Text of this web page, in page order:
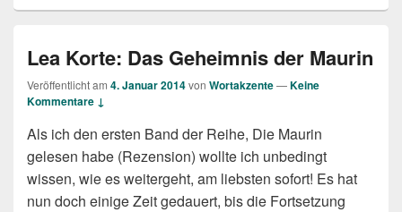
Lea Korte: Das Geheimnis der Maurin
Veröffentlicht am 4. Januar 2014von Wortakzente—Keine
Kommentare ↓
Als ich den ersten Band der Reihe, Die Maurin
gelesen habe (Rezension) wollte ich unbedingt
wissen, wie es weitergeht, am liebsten sofort! Es hat
nun doch einige Zeit gedauert, bis die Fortsetzung